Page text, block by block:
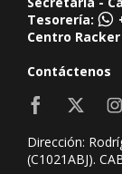
Tesorería:
Centro
Contáctenos
Dirección:
(C1021ABJ).